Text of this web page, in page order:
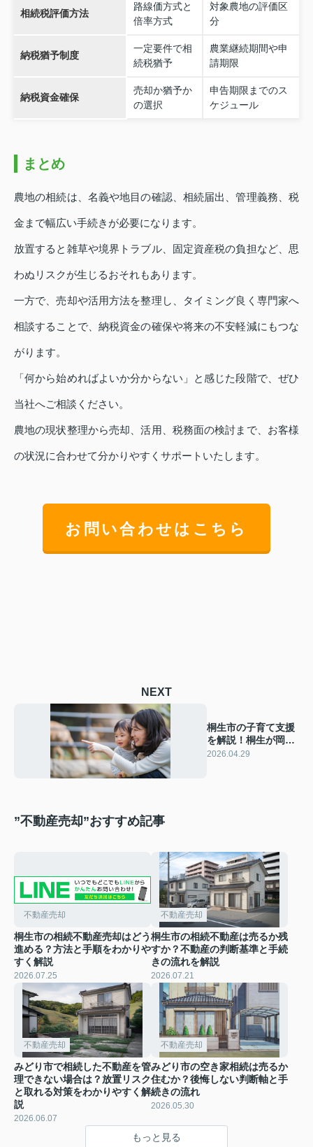
相続税評価方法
路線価方式と
倍率方式
対象農地の評価区
分
納税猶予制度
一定要件で相
続税猶予
農業継続期間や申
請期限
納税資金確保
売却か猶予か
の選択
申告期限までのス
ケジュール
まとめ
農地の相続は、名義や地目の確認、相続届出、管理義務、税
金まで幅広い手続きが必要になります。
放置すると雑草や境界トラブル、固定資産税の負担など、思
わぬリスクが生じるおそれもあります。
一方で、売却や活用方法を整理し、タイミング良く専門家へ
相談することで、納税資金の確保や将来の不安軽減にもつな
がります。
「何から始めればよいか分からない」と感じた段階で、ぜひ
当社へご相談ください。
農地の現状整理から売却、活用、税務面の検討まで、お客様
の状況に合わせて分かりやすくサポートいたします。
お問い合わせはこちら
NEXT
桐生市の子育て支援
を解説！桐生が岡動
物園やお出かけスポ
2026.04.29
”不動産売却”おすすめ記事
不動産売却
桐生市の相続不動産売却はどう
進める？方法と手順をわかりや
すく解説
2026.07.25
不動産売却
桐生市の相続不動産は売るか残
すか？不動産の判断基準と手続
きの流れを解説
2026.07.21
不動産売却
みどり市で相続した不動産を管
理できない場合は？放置リスク
と取れる対策をわかりやすく解
説
2026.06.07
不動産売却
みどり市の空き家相続は売るか
住むか？後悔しない判断軸と手
続きの流れ
2026.05.30
もっと見る